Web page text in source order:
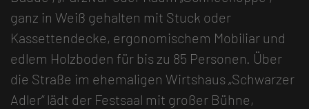
ganz in Weiß gehalten mit Stuck oder
Kassettendecke, ergonomischem Mobiliar und
edlem Holzboden für bis zu 85 Personen. Über
die Straße im ehemaligen Wirtshaus „Schwarzer
Adler“ lädt der Festsaal mit großer Bühne,